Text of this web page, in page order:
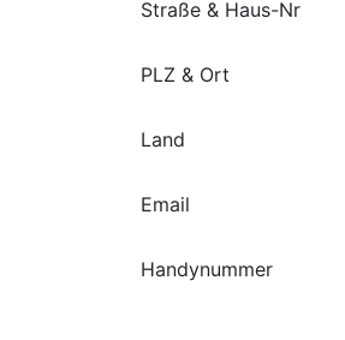
Straße & Haus-Nr
PLZ & Ort
Land
Email
Handynummer